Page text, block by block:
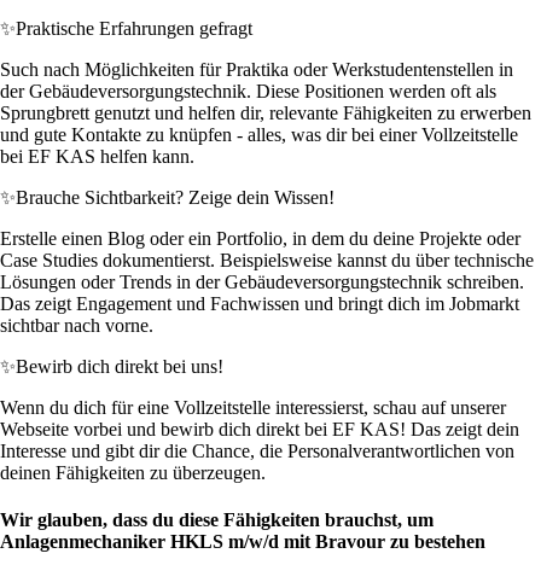
✨Praktische Erfahrungen gefragt
Such nach Möglichkeiten für Praktika oder Werkstudentenstellen in
der Gebäudeversorgungstechnik. Diese Positionen werden oft als
Sprungbrett genutzt und helfen dir, relevante Fähigkeiten zu erwerben
und gute Kontakte zu knüpfen - alles, was dir bei einer Vollzeitstelle
bei EF KAS helfen kann.
✨Brauche Sichtbarkeit? Zeige dein Wissen!
Erstelle einen Blog oder ein Portfolio, in dem du deine Projekte oder
Case Studies dokumentierst. Beispielsweise kannst du über technische
Lösungen oder Trends in der Gebäudeversorgungstechnik schreiben.
Das zeigt Engagement und Fachwissen und bringt dich im Jobmarkt
sichtbar nach vorne.
✨Bewirb dich direkt bei uns!
Wenn du dich für eine Vollzeitstelle interessierst, schau auf unserer
Webseite vorbei und bewirb dich direkt bei EF KAS! Das zeigt dein
Interesse und gibt dir die Chance, die Personalverantwortlichen von
deinen Fähigkeiten zu überzeugen.
Wir glauben, dass du diese Fähigkeiten brauchst, um
Anlagenmechaniker HKLS m/w/d mit Bravour zu bestehen